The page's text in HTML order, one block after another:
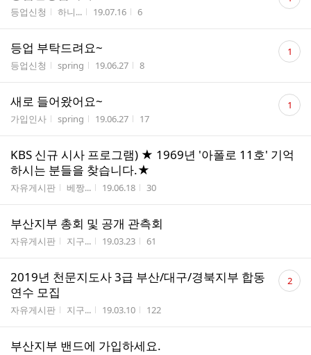
게시판명
등업신청 작성자
하니... 작성시간
19.07.16 조회수
6
글
등업 부탁드려요~
게시판명
등업신청 작성자
spring 작성시간
19.06.27 조회수
8
댓
글 1
새로 들어왔어요~
게시판명
가입인사 작성자
spring 작성시간
19.06.27 조회수
17
댓
글 1
KBS 신규 시사 프로그램) ★ 1969년 '아폴로 11호' 기억
하시는 분들을 찾습니다.★
게시판명
자유게시판 작성자
베짱... 작성시간
19.06.18 조회수
30
부산지부 총회 및 공개 관측회
게시판명
자유게시판 작성자
지구... 작성시간
19.03.23 조회수
61
2019년 천문지도사 3급 부산/대구/경북지부 합동
연수 모집
게시판명
자유게시판 작성자
지구... 작성시간
19.03.10 조회수
122
댓
글 2
부산지부 밴드에 가입하세요.